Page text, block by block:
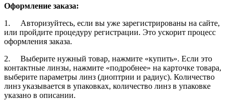
Оформление заказа:
1. Авторизуйтесь, если вы уже зарегистрированы на сайте,
или пройдите процедуру регистрации. Это ускорит процесс
оформления заказа.
2. Выберите нужный товар, нажмите «купить». Если это
контактные линзы, нажмите «подробнее» на карточке товара,
выберите параметры линз (диоптрии и радиус). Количество
линз указывается в упаковках, количество линз в упаковке
указано в описании.